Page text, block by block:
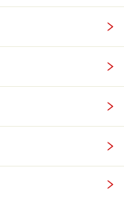
乱れているなん
うです？」
せん」